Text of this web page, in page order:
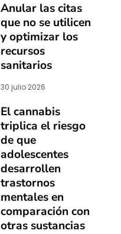
Anular las citas
que no se utilicen
y optimizar los
recursos
sanitarios
30 julio 2026
El cannabis
triplica el riesgo
de que
adolescentes
desarrollen
trastornos
mentales en
comparación con
otras sustancias